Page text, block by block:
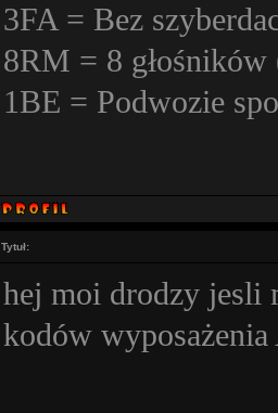
3FA = Bez
8RM = 8 głośników
1BE = Podwozie
Tytuł:
hej moi drodzy jesli
kodów